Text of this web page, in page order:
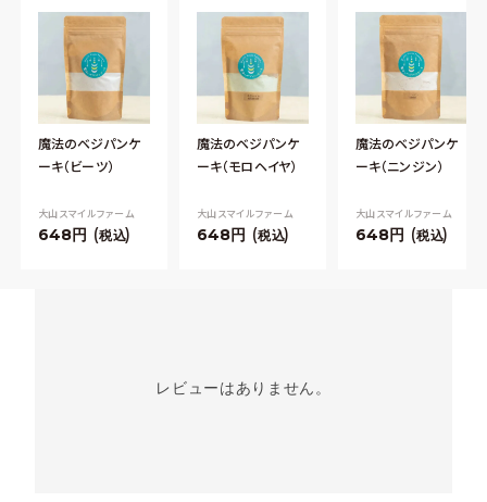
魔法のベジパンケ
ーキ（ビーツ）
大山スマイルファーム
648 税込
魔法のベジパンケ
ーキ（モロヘイヤ）
大山スマイルファーム
648 税込
魔法のベジパンケ
ーキ（ニンジン）
大山スマイルファーム
648 税込
レビューはありません。